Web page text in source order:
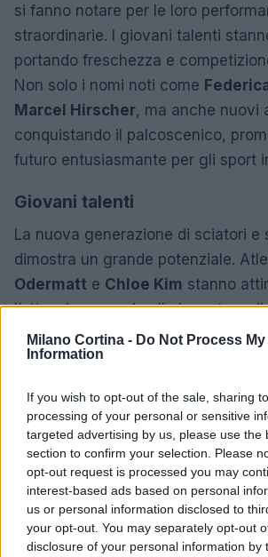
Milano Cortina - Do Not Process My
Information
If you wish to opt-out of the sale, sharing
processing of your personal or sensitive
targeted advertising by us, please use the
section to confirm your selection. Please
opt-out request is processed you may
interest-based ads based on personal
us or personal information disclosed to
your opt-out. You may separately opt-out
disclosure of your personal information by
si fanno notare per le loro
straordinarie. I giovani talenti
portando freschezza e
Non solo i nomi noti come
Marcel Hirscher, ma anche nuovi
conquistando il palcoscenico,
futuro entusiasmante per gli sport
Giovani talenti
La nuova generazione di sciatori e
dimostra un grande potenziale.
Odermatt e Chloe Kim stanno
l’attenzione grazie alle loro
performance. Le loro storie
seguire le loro orme, contribuendo
La stagione di sci e snowboard si
entusiasmante, con novità in arrivo
attrezzature che di eventi. Gli
possono aspettarsi un inverno
performance straordinarie.